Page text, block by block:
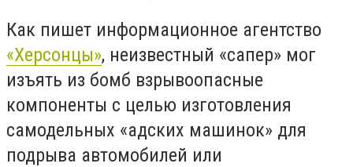
Как пишет информационное агентство
«Херсонцы», неизвестный «сапер» мог
изъять из бомб взрывоопасные
компоненты с целью изготовления
самодельных «адских машинок» для
подрыва автомобилей или